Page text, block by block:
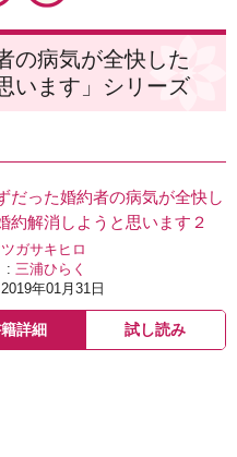
の病気が全快した
います」シリーズ
だった婚約者の病気が全快し
約解消しようと思います２
ガサキヒロ
:三浦ひらく
年01月31日
詳細 試し読み